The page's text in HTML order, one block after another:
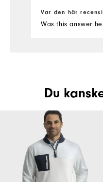
Var den här
Was this answer
Du